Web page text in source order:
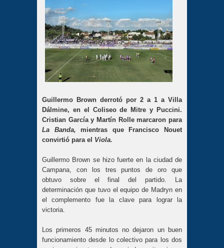
Guillermo Brown derrotó por 2 a 1 a Villa
Dálmine, en el Coliseo de Mitre y Puccini.
Cristian García y Martín Rolle marcaron para
La
Banda, mientras que Francisco Nouet
convirtió para el Viola.
Guillermo Brown se hizo fuerte en la ciudad de
Campana, con los tres puntos de oro que
obtuvo sobre el final del partido. La
determinación que tuvo el equipo de Madryn en
el complemento fue la clave para lograr la
victoria.
Los primeros 45 minutos no dejaron un buen
funcionamiento desde lo colectivo para los dos